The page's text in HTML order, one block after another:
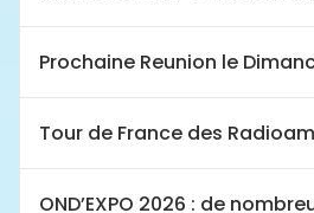
Prochaine Reunion le
Tour de France des
OND’EXPO 2026 : de